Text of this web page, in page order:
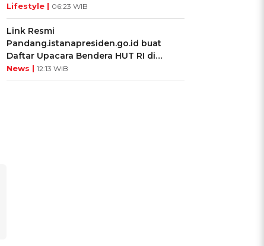
Lifestyle | 06:23 WIB
Link Resmi
Pandang.istanapresiden.go.id buat
Daftar Upacara Bendera HUT RI di
Istana Negara
News | 12:13 WIB